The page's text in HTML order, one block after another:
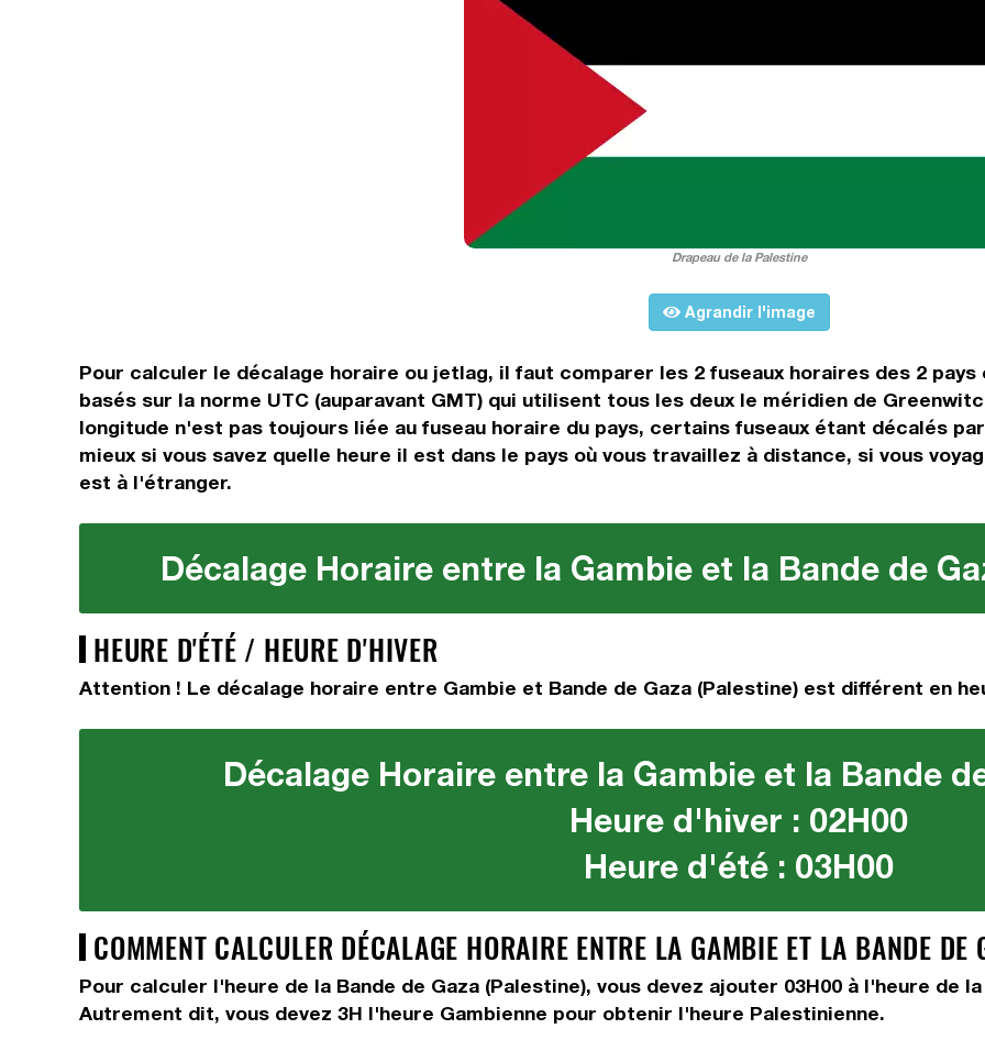
Drapeau de la Palestine
Agrandir l'image
Pour calculer le décalage horaire ou jetlag, il faut comparer les 2 fuseaux horaires des 2
basés sur la norme UTC (auparavant GMT) qui utilisent tous les deux le méridien de
longitude n'est pas toujours liée au fuseau horaire du pays, certains fuseaux étant décalés
mieux si vous savez quelle heure il est dans le pays où vous travaillez à distance, si vous
est à l'étranger.
Décalage Horaire entre la Gambie et la Bande de
HEURE D'ÉTÉ / HEURE D'HIVER
Attention ! Le décalage horaire entre Gambie et Bande de Gaza (Palestine) est différent en
Décalage Horaire entre la Gambie et la Bande
Heure d'hiver : 02H00
Heure d'été : 03H00
COMMENT CALCULER DÉCALAGE HORAIRE ENTRE LA GAMBIE ET LA BANDE
Pour calculer l'heure de la Bande de Gaza (Palestine), vous devez ajouter 03H00 à l'heure de
Autrement dit, vous devez 3H l'heure Gambienne pour obtenir l'heure Palestinienne.